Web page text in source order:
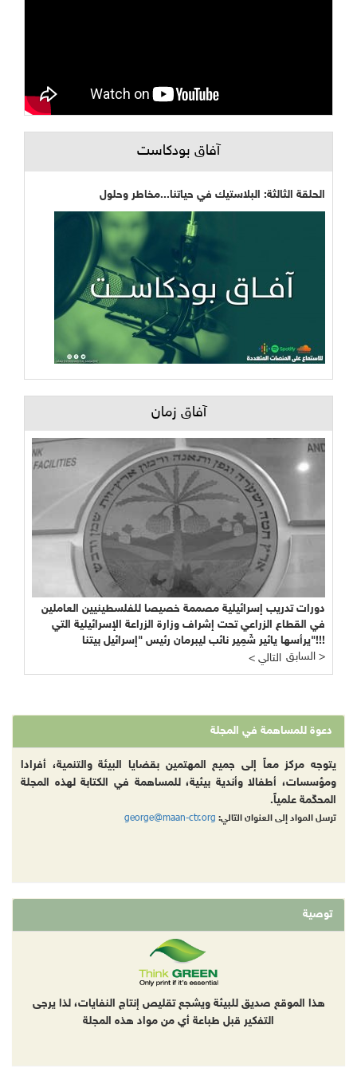
آفاق بودكاست
الحلقة الثالثة: البلاستيك في حياتنا...مخاطر وحلول
آفاق زمان
دورات تدريب إسرائيلية مصممة خصيصا للفلسطينيين العاملين
في القطاع الزراعي تحت إشراف وزارة الزراعة الإسرائيلية التي
يرأسها يائير شَمِير نائب ليبرمان رئيس "إسرائيل بيتنا"!!!
< التالي
السابق >
دعوة للمساهمة في المجلة
يتوجه مركز معاً إلى جميع المهتمين بقضايا البيئة والتنمية، أفرادا
ومؤسسات، أطفالا وأندية بيئية، للمساهمة في الكتابة لهذه المجلة
المحكّمة علمياً.
ترسل المواد إلى العنوان التالي: george@maan-ctr.org
توصية
هذا الموقع صديق للبيئة ويشجع تقليص إنتاج النفايات، لذا يرجى
التفكير قبل طباعة أي من مواد هذه المجلة